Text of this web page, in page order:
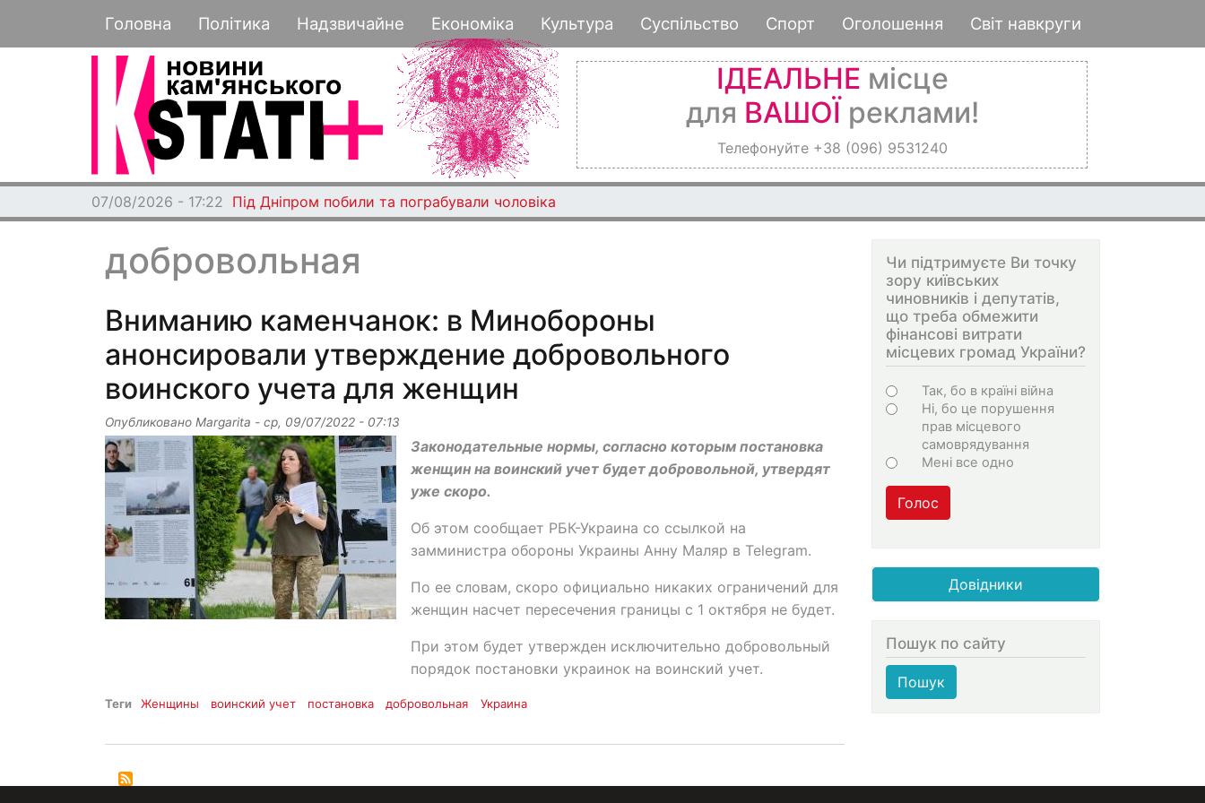
к
основному
Основная навигация
Головна Політика Надзвичайне Економіка Культура Суспільство Спорт Оголошення Світ навкруги
ІДЕАЛЬНЕ місце
для ВАШОЇ реклами!
Телефонуйте +38 (096) 9531240
07/08/2026 - 17:22 Під Дніпром побили та пограбували чоловіка
добровольная
Вниманию каменчанок: в Минобороны
анонсировали утверждение добровольного
воинского учета для женщин
Опубликовано Margarita - ср, 09/07/2022 - 07:13
Законодательные нормы, согласно которым постановка
женщин на воинский учет будет добровольной, утвердят
уже скоро.
Об этом сообщает РБК-Украина со ссылкой на
замминистра обороны Украины Анну Маляр в Telegram.
По ее словам, скоро официально никаких ограничений для
женщин насчет пересечения границы с 1 октября не будет.
При этом будет утвержден исключительно добровольный
порядок постановки украинок на воинский учет.
Теги Женщины воинский учет постановка добровольная Украина
Чи підтримуєте Ви точку
зору київських
чиновників і депутатів,
що треба обмежити
фінансові витрати
місцевих громад України?
Choices
Так, бо в країні війна
Ні, бо це порушення
прав місцевого
самоврядування
Мені все одно
Голос
Довідники
Пошук по сайту
Пошук